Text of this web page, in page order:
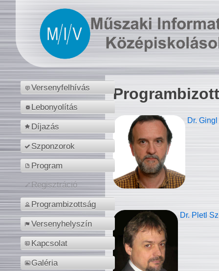
Versenyfelhívás
Lebonyolítás
Díjazás
Szponzorok
Program
Regisztráció
Programbizottság
Versenyhelyszín
Kapcsolat
Galéria
Dr.
Dr. Pletl